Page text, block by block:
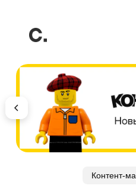
основному
содержанию
Контент-